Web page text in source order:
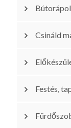
Csináld
Festés,